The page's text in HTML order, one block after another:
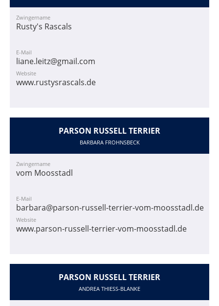
Zwingername
Rusty's Rascals
E-Mail
liane.leitz@gmail.com
Website
www.rustysrascals.de
PARSON RUSSELL TERRIER
BARBARA FROHNSBECK
Zwingername
vom Moosstadl
E-Mail
barbara@parson-russell-terrier-vom-moosstadl.de
Website
www.parson-russell-terrier-vom-moosstadl.de
PARSON RUSSELL TERRIER
ANDREA THIESS-BLANKE